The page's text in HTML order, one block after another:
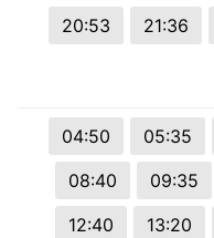
20:53
21:36
04:50 05:35
08:40
09:35
12:40
13:20